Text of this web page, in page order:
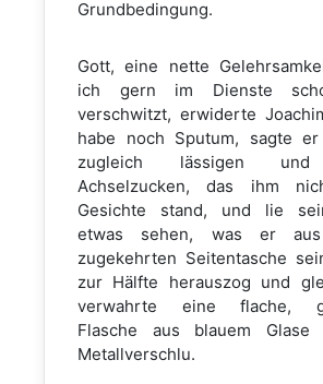
Grundbedingung.
Gott, eine nette
ich gern im Dienste
verschwitzt, erwiderte
habe noch Sputum, sagte
zugleich lässigen und
Achselzucken, das ihm
Gesichte stand, und lie
etwas sehen, was er
zugekehrten Seitentasche
zur Hälfte herauszog und
verwahrte eine flache,
Flasche aus blauem Glase
Metallverschlu.